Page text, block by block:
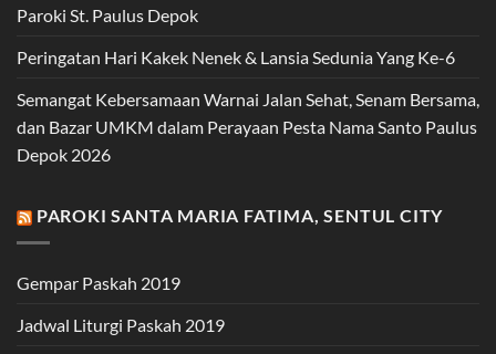
Paroki St. Paulus Depok
Peringatan Hari Kakek Nenek & Lansia Sedunia Yang Ke-6
Semangat Kebersamaan Warnai Jalan Sehat, Senam Bersama,
dan Bazar UMKM dalam Perayaan Pesta Nama Santo Paulus
Depok 2026
PAROKI SANTA MARIA FATIMA, SENTUL CITY
Gempar Paskah 2019
Jadwal Liturgi Paskah 2019